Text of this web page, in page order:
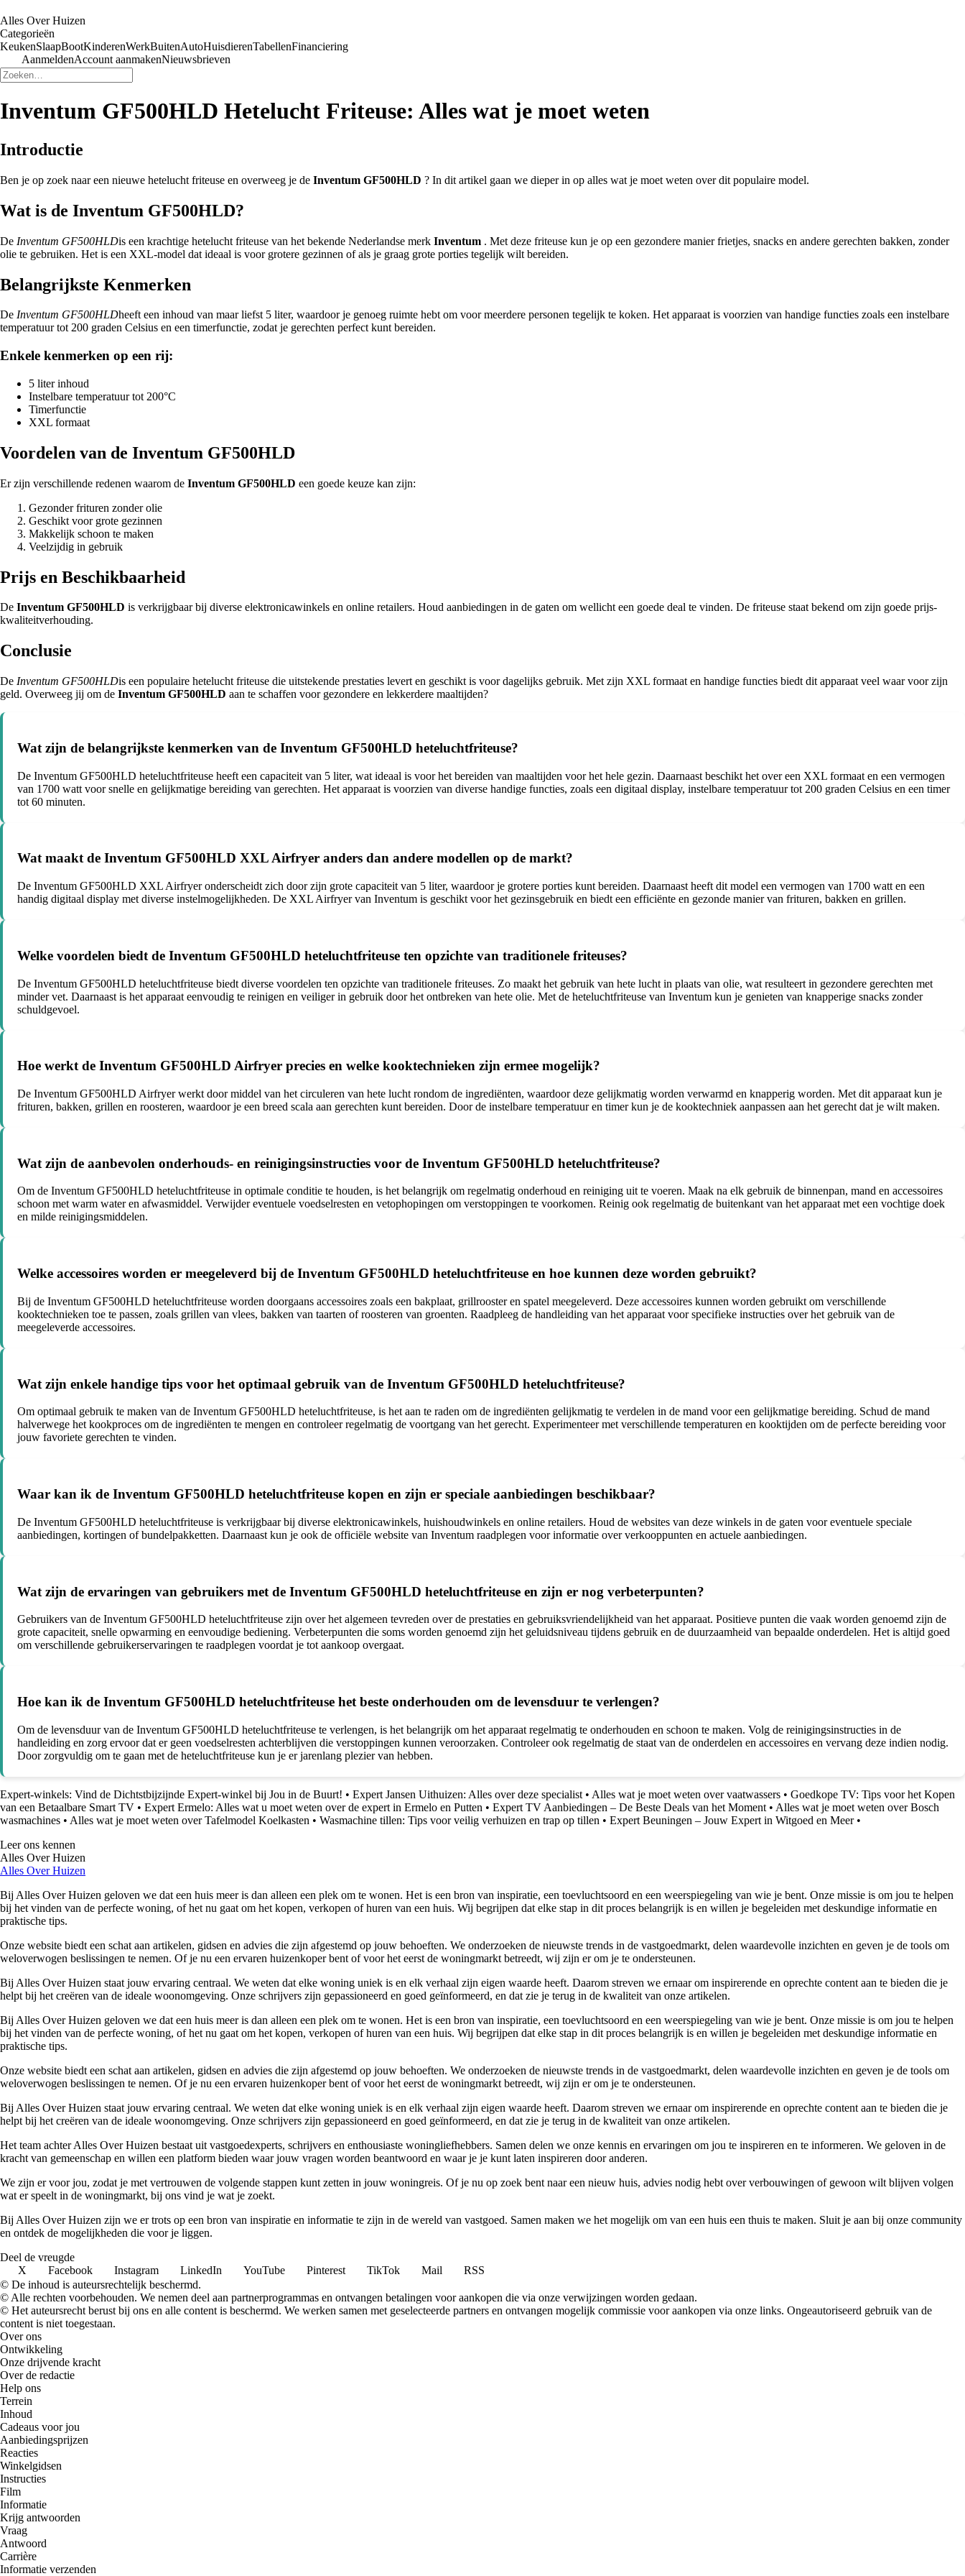
Alles Over Huizen
Categorieën
KeukenSlaapBootKinderenWerkBuitenAutoHuisdierenTabellenFinanciering
AanmeldenAccount aanmakenNieuwsbrieven
Inventum GF500HLD Hetelucht Friteuse: Alles wat je moet weten
Introductie
Ben je op zoek naar een nieuwe hetelucht friteuse en overweeg je de Inventum GF500HLD ? In dit artikel gaan we dieper in op alles wat je moet weten over dit populaire model.
Wat is de Inventum GF500HLD?
De Inventum GF500HLDis een krachtige hetelucht friteuse van het bekende Nederlandse merk Inventum . Met deze friteuse kun je op een gezondere manier frietjes, snacks en andere gerechten bakken, zonder
olie te gebruiken. Het is een XXL-model dat ideaal is voor grotere gezinnen of als je graag grote porties tegelijk wilt bereiden.
Belangrijkste Kenmerken
De Inventum GF500HLDheeft een inhoud van maar liefst 5 liter, waardoor je genoeg ruimte hebt om voor meerdere personen tegelijk te koken. Het apparaat is voorzien van handige functies zoals een instelbare
temperatuur tot 200 graden Celsius en een timerfunctie, zodat je gerechten perfect kunt bereiden.
Enkele kenmerken op een rij:
5 liter inhoud
Instelbare temperatuur tot 200°C
Timerfunctie
XXL formaat
Voordelen van de Inventum GF500HLD
Er zijn verschillende redenen waarom de Inventum GF500HLD een goede keuze kan zijn:
Gezonder frituren zonder olie
Geschikt voor grote gezinnen
Makkelijk schoon te maken
Veelzijdig in gebruik
Prijs en Beschikbaarheid
De Inventum GF500HLD is verkrijgbaar bij diverse elektronicawinkels en online retailers. Houd aanbiedingen in de gaten om wellicht een goede deal te vinden. De friteuse staat bekend om zijn goede prijs-
kwaliteitverhouding.
Conclusie
De Inventum GF500HLDis een populaire hetelucht friteuse die uitstekende prestaties levert en geschikt is voor dagelijks gebruik. Met zijn XXL formaat en handige functies biedt dit apparaat veel waar voor zijn
geld. Overweeg jij om de Inventum GF500HLD aan te schaffen voor gezondere en lekkerdere maaltijden?
Wat zijn de belangrijkste kenmerken van de Inventum GF500HLD heteluchtfriteuse?
De Inventum GF500HLD heteluchtfriteuse heeft een capaciteit van 5 liter, wat ideaal is voor het bereiden van maaltijden voor het hele gezin. Daarnaast beschikt het over een XXL formaat en een vermogen
van 1700 watt voor snelle en gelijkmatige bereiding van gerechten. Het apparaat is voorzien van diverse handige functies, zoals een digitaal display, instelbare temperatuur tot 200 graden Celsius en een timer
tot 60 minuten.
Wat maakt de Inventum GF500HLD XXL Airfryer anders dan andere modellen op de markt?
De Inventum GF500HLD XXL Airfryer onderscheidt zich door zijn grote capaciteit van 5 liter, waardoor je grotere porties kunt bereiden. Daarnaast heeft dit model een vermogen van 1700 watt en een
handig digitaal display met diverse instelmogelijkheden. De XXL Airfryer van Inventum is geschikt voor het gezinsgebruik en biedt een efficiënte en gezonde manier van frituren, bakken en grillen.
Welke voordelen biedt de Inventum GF500HLD heteluchtfriteuse ten opzichte van traditionele friteuses?
De Inventum GF500HLD heteluchtfriteuse biedt diverse voordelen ten opzichte van traditionele friteuses. Zo maakt het gebruik van hete lucht in plaats van olie, wat resulteert in gezondere gerechten met
minder vet. Daarnaast is het apparaat eenvoudig te reinigen en veiliger in gebruik door het ontbreken van hete olie. Met de heteluchtfriteuse van Inventum kun je genieten van knapperige snacks zonder
schuldgevoel.
Hoe werkt de Inventum GF500HLD Airfryer precies en welke kooktechnieken zijn ermee mogelijk?
De Inventum GF500HLD Airfryer werkt door middel van het circuleren van hete lucht rondom de ingrediënten, waardoor deze gelijkmatig worden verwarmd en knapperig worden. Met dit apparaat kun je
frituren, bakken, grillen en roosteren, waardoor je een breed scala aan gerechten kunt bereiden. Door de instelbare temperatuur en timer kun je de kooktechniek aanpassen aan het gerecht dat je wilt maken.
Wat zijn de aanbevolen onderhouds- en reinigingsinstructies voor de Inventum GF500HLD heteluchtfriteuse?
Om de Inventum GF500HLD heteluchtfriteuse in optimale conditie te houden, is het belangrijk om regelmatig onderhoud en reiniging uit te voeren. Maak na elk gebruik de binnenpan, mand en accessoires
schoon met warm water en afwasmiddel. Verwijder eventuele voedselresten en vetophopingen om verstoppingen te voorkomen. Reinig ook regelmatig de buitenkant van het apparaat met een vochtige doek
en milde reinigingsmiddelen.
Welke accessoires worden er meegeleverd bij de Inventum GF500HLD heteluchtfriteuse en hoe kunnen deze worden gebruikt?
Bij de Inventum GF500HLD heteluchtfriteuse worden doorgaans accessoires zoals een bakplaat, grillrooster en spatel meegeleverd. Deze accessoires kunnen worden gebruikt om verschillende
kooktechnieken toe te passen, zoals grillen van vlees, bakken van taarten of roosteren van groenten. Raadpleeg de handleiding van het apparaat voor specifieke instructies over het gebruik van de
meegeleverde accessoires.
Wat zijn enkele handige tips voor het optimaal gebruik van de Inventum GF500HLD heteluchtfriteuse?
Om optimaal gebruik te maken van de Inventum GF500HLD heteluchtfriteuse, is het aan te raden om de ingrediënten gelijkmatig te verdelen in de mand voor een gelijkmatige bereiding. Schud de mand
halverwege het kookproces om de ingrediënten te mengen en controleer regelmatig de voortgang van het gerecht. Experimenteer met verschillende temperaturen en kooktijden om de perfecte bereiding voor
jouw favoriete gerechten te vinden.
Waar kan ik de Inventum GF500HLD heteluchtfriteuse kopen en zijn er speciale aanbiedingen beschikbaar?
De Inventum GF500HLD heteluchtfriteuse is verkrijgbaar bij diverse elektronicawinkels, huishoudwinkels en online retailers. Houd de websites van deze winkels in de gaten voor eventuele speciale
aanbiedingen, kortingen of bundelpakketten. Daarnaast kun je ook de officiële website van Inventum raadplegen voor informatie over verkooppunten en actuele aanbiedingen.
Wat zijn de ervaringen van gebruikers met de Inventum GF500HLD heteluchtfriteuse en zijn er nog verbeterpunten?
Gebruikers van de Inventum GF500HLD heteluchtfriteuse zijn over het algemeen tevreden over de prestaties en gebruiksvriendelijkheid van het apparaat. Positieve punten die vaak worden genoemd zijn de
grote capaciteit, snelle opwarming en eenvoudige bediening. Verbeterpunten die soms worden genoemd zijn het geluidsniveau tijdens gebruik en de duurzaamheid van bepaalde onderdelen. Het is altijd goed
om verschillende gebruikerservaringen te raadplegen voordat je tot aankoop overgaat.
Hoe kan ik de Inventum GF500HLD heteluchtfriteuse het beste onderhouden om de levensduur te verlengen?
Om de levensduur van de Inventum GF500HLD heteluchtfriteuse te verlengen, is het belangrijk om het apparaat regelmatig te onderhouden en schoon te maken. Volg de reinigingsinstructies in de
handleiding en zorg ervoor dat er geen voedselresten achterblijven die verstoppingen kunnen veroorzaken. Controleer ook regelmatig de staat van de onderdelen en accessoires en vervang deze indien nodig.
Door zorgvuldig om te gaan met de heteluchtfriteuse kun je er jarenlang plezier van hebben.
Expert-winkels: Vind de Dichtstbijzijnde Expert-winkel bij Jou in de Buurt! • Expert Jansen Uithuizen: Alles over deze specialist • Alles wat je moet weten over vaatwassers • Goedkope TV: Tips voor het Kopen
van een Betaalbare Smart TV • Expert Ermelo: Alles wat u moet weten over de expert in Ermelo en Putten • Expert TV Aanbiedingen – De Beste Deals van het Moment • Alles wat je moet weten over Bosch
wasmachines • Alles wat je moet weten over Tafelmodel Koelkasten • Wasmachine tillen: Tips voor veilig verhuizen en trap op tillen • Expert Beuningen – Jouw Expert in Witgoed en Meer•
Leer ons kennen
Alles Over Huizen
Alles Over Huizen
Bij Alles Over Huizen geloven we dat een huis meer is dan alleen een plek om te wonen. Het is een bron van inspiratie, een toevluchtsoord en een weerspiegeling van wie je bent. Onze missie is om jou te helpen
bij het vinden van de perfecte woning, of het nu gaat om het kopen, verkopen of huren van een huis. Wij begrijpen dat elke stap in dit proces belangrijk is en willen je begeleiden met deskundige informatie en
praktische tips.
Onze website biedt een schat aan artikelen, gidsen en advies die zijn afgestemd op jouw behoeften. We onderzoeken de nieuwste trends in de vastgoedmarkt, delen waardevolle inzichten en geven je de tools om
weloverwogen beslissingen te nemen. Of je nu een ervaren huizenkoper bent of voor het eerst de woningmarkt betreedt, wij zijn er om je te ondersteunen.
Bij Alles Over Huizen staat jouw ervaring centraal. We weten dat elke woning uniek is en elk verhaal zijn eigen waarde heeft. Daarom streven we ernaar om inspirerende en oprechte content aan te bieden die je
helpt bij het creëren van de ideale woonomgeving. Onze schrijvers zijn gepassioneerd en goed geïnformeerd, en dat zie je terug in de kwaliteit van onze artikelen.
Bij Alles Over Huizen geloven we dat een huis meer is dan alleen een plek om te wonen. Het is een bron van inspiratie, een toevluchtsoord en een weerspiegeling van wie je bent. Onze missie is om jou te helpen
bij het vinden van de perfecte woning, of het nu gaat om het kopen, verkopen of huren van een huis. Wij begrijpen dat elke stap in dit proces belangrijk is en willen je begeleiden met deskundige informatie en
praktische tips.
Onze website biedt een schat aan artikelen, gidsen en advies die zijn afgestemd op jouw behoeften. We onderzoeken de nieuwste trends in de vastgoedmarkt, delen waardevolle inzichten en geven je de tools om
weloverwogen beslissingen te nemen. Of je nu een ervaren huizenkoper bent of voor het eerst de woningmarkt betreedt, wij zijn er om je te ondersteunen.
Bij Alles Over Huizen staat jouw ervaring centraal. We weten dat elke woning uniek is en elk verhaal zijn eigen waarde heeft. Daarom streven we ernaar om inspirerende en oprechte content aan te bieden die je
helpt bij het creëren van de ideale woonomgeving. Onze schrijvers zijn gepassioneerd en goed geïnformeerd, en dat zie je terug in de kwaliteit van onze artikelen.
Het team achter Alles Over Huizen bestaat uit vastgoedexperts, schrijvers en enthousiaste woningliefhebbers. Samen delen we onze kennis en ervaringen om jou te inspireren en te informeren. We geloven in de
kracht van gemeenschap en willen een platform bieden waar jouw vragen worden beantwoord en waar je je kunt laten inspireren door anderen.
We zijn er voor jou, zodat je met vertrouwen de volgende stappen kunt zetten in jouw woningreis. Of je nu op zoek bent naar een nieuw huis, advies nodig hebt over verbouwingen of gewoon wilt blijven volgen
wat er speelt in de woningmarkt, bij ons vind je wat je zoekt.
Bij Alles Over Huizen zijn we er trots op een bron van inspiratie en informatie te zijn in de wereld van vastgoed. Samen maken we het mogelijk om van een huis een thuis te maken. Sluit je aan bij onze community
en ontdek de mogelijkheden die voor je liggen.
Deel de vreugde
X
Facebook Instagram LinkedIn YouTube Pinterest TikTok Mail
RSS
© De inhoud is auteursrechtelijk beschermd.
© Alle rechten voorbehouden. We nemen deel aan partnerprogrammas en ontvangen betalingen voor aankopen die via onze verwijzingen worden gedaan.
© Het auteursrecht berust bij ons en alle content is beschermd. We werken samen met geselecteerde partners en ontvangen mogelijk commissie voor aankopen via onze links. Ongeautoriseerd gebruik van de
content is niet toegestaan.
Over ons
Ontwikkeling
Onze drijvende kracht
Over de redactie
Help ons
Terrein
Inhoud
Cadeaus voor jou
Aanbiedingsprijzen
Reacties
Winkelgidsen
Instructies
Film
Informatie
Krijg antwoorden
Vraag
Antwoord
Carrière
Informatie verzenden